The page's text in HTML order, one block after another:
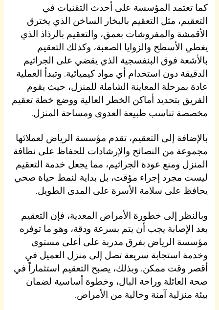
كما تعتمد المؤسسة على أحدث التقنيات في
التعقيم، مثل التعقيم بالبخار الساخن الذي يخترق
الأقمشة والمفروشات بعمق، والتعقيم بالرذاذ الذي
يغطي الأسطح والزوايا الصعبة، وكذلك التعقيم
بالأشعة فوق البنفسجية الذي يقضي على الجراثيم
الدقيقة دون استخدام أي مواد كيميائية. وتبدأ العملية
عادة بمرحلة المعاينة الشاملة للمنزل، حيث يقوم
الفريق بتحديد أماكن الخطر العالية ووضع خطة تعقيم
مخصصة تناسب طبيعة العدوى ومساحة المنزل.
بالإضافة إلى التعقيم، تقدم مؤسسة الرياض لعملائها
مجموعة من النصائح والإرشادات للحفاظ على نظافة
المنزل ومنع عودة الجراثيم، مما يجعل خدمة التعقيم
ليست مجرد إجراء مؤقت، بل بداية لنمط حياة صحي
يحافظ على سلامة الأسرة على المدى الطويل.
وبالنظر إلى خطورة الأمراض المعدية، فإن التعقيم
بعد الإصابة يجب أن يتم بسرعة ودقة، وهو ما توفره
مؤسسة الرياض بفرق مدربة على أعلى مستوى
وخدمة استجابة سريعة تصل إلى منزل العميل في
أقصر وقت ممكن. وبذلك، يصبح التعقيم استثماراً في
صحة العائلة وراحة البال، وخطوة أساسية لضمان
بيئة منزلية آمنة وخالية من الأمراض.